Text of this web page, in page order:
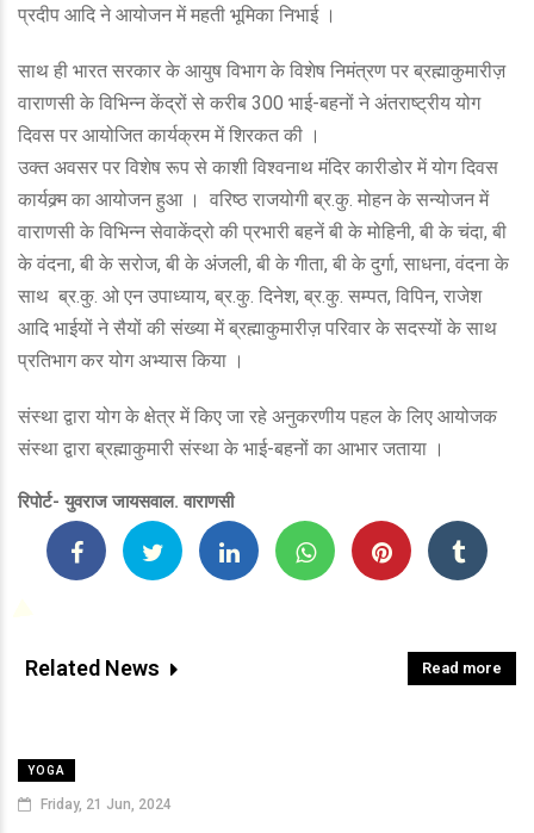
प्रदीप आदि ने आयोजन में महती भूमिका निभाई ।
साथ ही भारत सरकार के आयुष विभाग के विशेष निमंत्रण पर ब्रह्माकुमारीज़
वाराणसी के विभिन्न केंद्रों से करीब 300 भाई-बहनों ने अंतराष्ट्रीय योग
दिवस पर आयोजित कार्यक्रम में शिरकत की ।
उक्त अवसर पर विशेष रूप से काशी विश्वनाथ मंदिर कारीडोर में योग दिवस
कार्यक्र्म का आयोजन हुआ । वरिष्ठ राजयोगी ब्र.कु. मोहन के सन्योजन में
वाराणसी के विभिन्न सेवाकेंद्रो की प्रभारी बहनें बी के मोहिनी, बी के चंदा, बी
के वंदना, बी के सरोज, बी के अंजली, बी के गीता, बी के दुर्गा, साधना, वंदना के
साथ ब्र.कु. ओ एन उपाध्याय, ब्र.कु. दिनेश, ब्र.कु. सम्पत, विपिन, राजेश
आदि भाईयों ने सैयों की संख्या में ब्रह्माकुमारीज़ परिवार के सदस्यों के साथ
प्रतिभाग कर योग अभ्यास किया ।
संस्था द्वारा योग के क्षेत्र में किए जा रहे अनुकरणीय पहल के लिए आयोजक
संस्था द्वारा ब्रह्माकुमारी संस्था के भाई-बहनों का आभार जताया ।
रिपोर्ट- युवराज जायसवाल. वाराणसी
Related News Read more
YOGA
Friday, 21 Jun, 2024